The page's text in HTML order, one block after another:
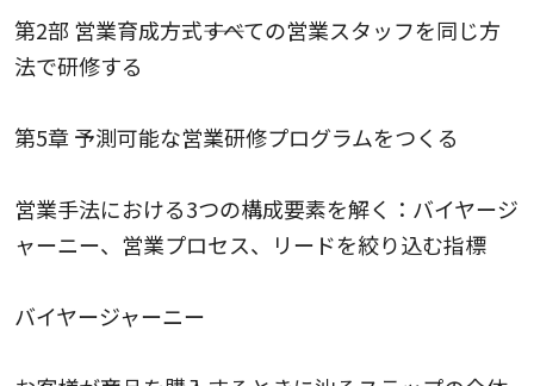
第2部 営業育成方式――すべての営業スタッフを同じ方
法で研修する
第5章 予測可能な営業研修プログラムをつくる
営業手法における3つの構成要素を解く：バイヤージ
ャーニー、営業プロセス、リードを絞り込む指標
バイヤージャーニー